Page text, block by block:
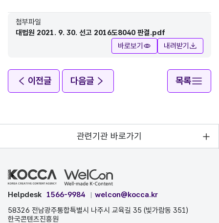
첨부파일
대법원 2021. 9. 30. 선고 2016도8040 판결.pdf
바로보기
내려받기
이전글 다음글 목록
관련기관 바로가기
Helpdesk 1566-9984
welcon@kocca.kr
58326 전남광주통합특별시 나주시 교육길 35 (빛가람동 351)
한국콘텐츠진흥원